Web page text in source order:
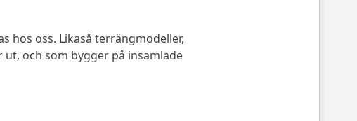
hos oss. Likaså terrängmodeller,
och som bygger på insamlade